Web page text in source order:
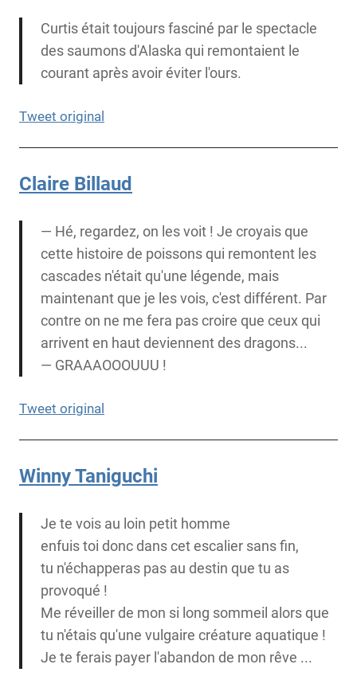
Curtis était toujours fasciné par le spectacle
des saumons d'Alaska qui remontaient le
courant après avoir éviter l'ours.
Tweet original
Claire Billaud
— Hé, regardez, on les voit ! Je croyais que
cette histoire de poissons qui remontent les
cascades n'était qu'une légende, mais
maintenant que je les vois, c'est différent. Par
contre on ne me fera pas croire que ceux qui
arrivent en haut deviennent des dragons...
— GRAAAOOOUUU !
Tweet original
Winny Taniguchi
Je te vois au loin petit homme
enfuis toi donc dans cet escalier sans fin,
tu n'échapperas pas au destin que tu as
provoqué !
Me réveiller de mon si long sommeil alors que
tu n'étais qu'une vulgaire créature aquatique !
Je te ferais payer l'abandon de mon rêve ...